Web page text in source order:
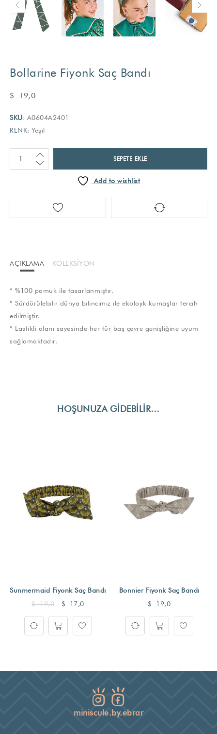
Bollarine Fiyonk Saç Bandı
$ 19,0
SKU: A0604A2401
RENK: Yeşil
SEPETE EKLE
Add to wishlist
AÇIKLAMA KOLEKSIYON
* %100 pamuk ile tasarlanmıştır.
* Sürdürülebilir dünya bilincimiz ile ekolojik kumaşlar tercih
edilmiştir.
* Lastikli alanı sayesinde her tür baş çevre genişliğine uyum
sağlamaktadır.
HOŞUNUZA GIDEBILIR…
Sunmermaid Fiyonk Saç Bandı
$19,0 $ 17,0
Bonnier Fiyonk Saç Bandı
$ 19,0
miniscule.by.ebrar